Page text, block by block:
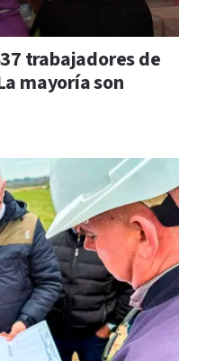
trabajadores de
mayoría son